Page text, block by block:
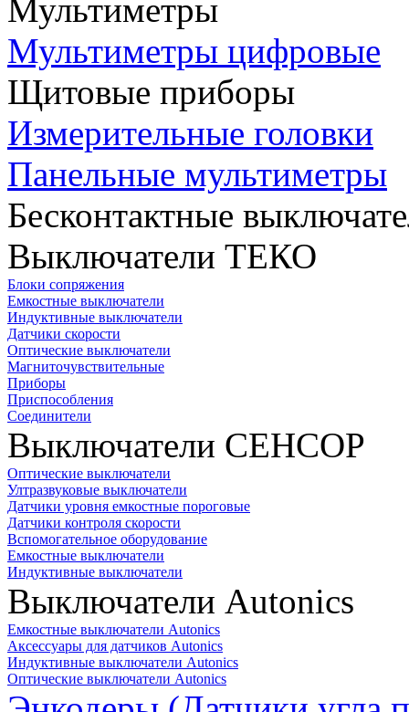
Мультиметры
Мультиметры цифровые
Щитовые приборы
Измерительные головки
Панельные мультиметры
Бесконтактные
Выключатели ТЕКО
Блоки сопряжения
Емкостные выключатели
Индуктивные выключатели
Датчики скорости
Оптические выключатели
Магниточувствительные
Приборы
Приспособления
Соединители
Выключатели СЕНСОР
Оптические выключатели
Ултразвуковые выключатели
Датчики уровня емкостные пороговые
Датчики контроля скорости
Вспомогательное оборудование
Емкостные выключатели
Индуктивные выключатели
Выключатели Autonics
Емкостные выключатели Autonics
Аксессуары для датчиков Autonics
Индуктивные выключатели Autonics
Оптические выключатели Autonics